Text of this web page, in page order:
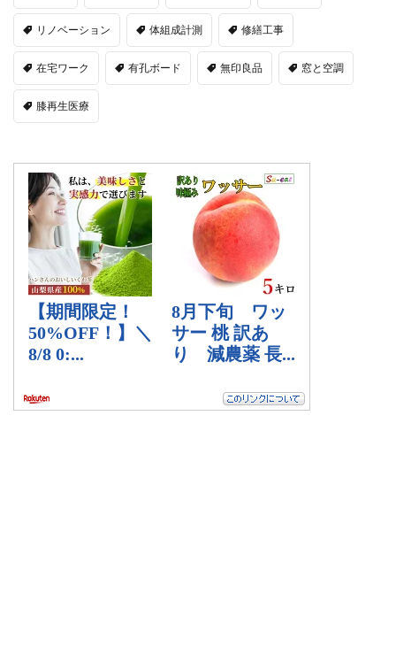
リノベーション 体組成計測 修繕工事
在宅ワーク 有孔ボード 無印良品 窓と空調
膝再生医療